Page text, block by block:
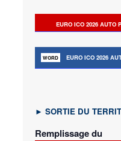
EURO ICO 2026 AUTO
EURO ICO 2026
► SORTIE DU
Remplissage du